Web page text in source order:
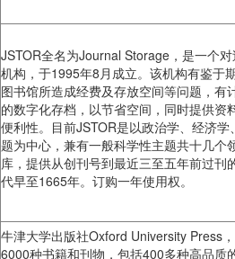
JSTOR全名为Journal Storage，是一个
机构，于1995年8月成立。该机构有鉴于
图书馆所造成经费及存放空间等问题，有
的数字化存档，以节省空间，同时提供资
便利性。目前JSTOR是以政治学、经济
题为中心，兼有一般科学性主题共十几个
库，提供从创刊号到最近三至五年前过刊
代早至1665年。订购一年使用权。
牛津大学出版社Oxford University Press
6000种书籍和刊物，包括400多种高品质